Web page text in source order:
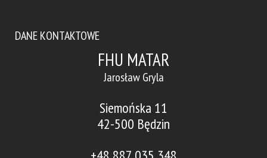
DANE KONTAKTOWE
FHU MATAR
Jarosław Gryla
Siemońska 11
42-500 Będzin